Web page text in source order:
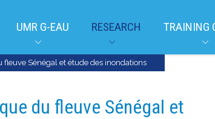
UMR G-EAU RESEARCH TRAINING
Sénégal et étude des inondations
du fleuve Sénégal et